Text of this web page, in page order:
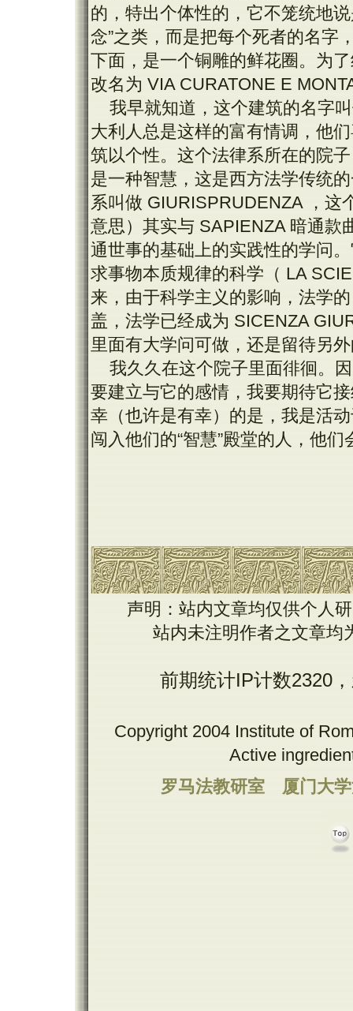
的，特出个体性的，它不笼统地
念”之类，而是把每个死者的名字
下面，是一个铜雕的鲜花圈。为
改名为 VIA CURATONE E
我早就知道，这个建筑的名字
大利人总是这样的富有情调，他
筑以个性。这个法律系所在的院
是一种智慧，这是西方法学传统
系叫做 GIURISPRUDENZA ，这
意思）其实与 SAPIENZA 暗通款
通世事的基础上的实践性的学问
求事物本质规律的科学（ LA
来，由于科学主义的影响，法学
盖，法学已经成为 SICENZA
里面有大学问可做，还是留待另
我久久在这个院子里面徘徊。
要建立与它的感情，我要期待它
幸（也许是有幸）的是，我是活
闯入他们的“智慧”殿堂的人，他
声明：站内文章均仅供个人
站内未注明作者之文章均
前期统计IP计数2320
Copyright 2004 Institute of
Active
罗马法教研室
厦门大